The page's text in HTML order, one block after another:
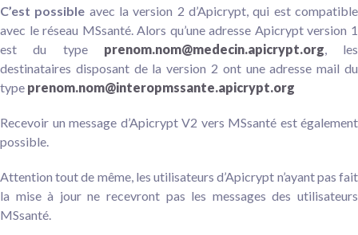
C’est possible avec la version 2 d’Apicrypt, qui est compatible
avec le réseau MSsanté. Alors qu’une adresse Apicrypt version 1
est du type prenom.nom@medecin.apicrypt.org , les
destinataires disposant de la version 2 ont une adresse mail du
type prenom.nom@interopmssante.apicrypt.org
Recevoir un message d’Apicrypt V2 vers MSsanté est également
possible.
Attention tout de même, les utilisateurs d’Apicrypt n’ayant pas fait
la mise à jour ne recevront pas les messages des utilisateurs
MSsanté.